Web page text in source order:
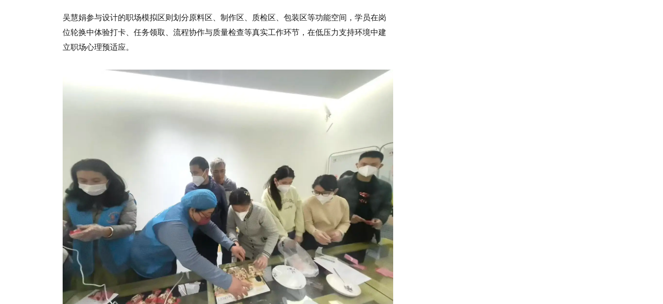
吴慧娟参与设计的职场模拟区则划分原料区、制作区、质检区、包装区等功能空间，学员在岗
位轮换中体验打卡、任务领取、流程协作与质量检查等真实工作环节，在低压力支持环境中建
立职场心理预适应。